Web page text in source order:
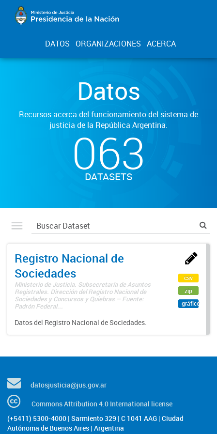
DATOS ORGANIZACIONES ACERCA
Datos
Recursos acerca del funcionamiento del sistema de
justicia de la República Argentina.
063
DATASETS
Registro Nacional de
Sociedades
Ministerio de Justicia. Subsecretaría de Asuntos
Registrales. Dirección del Registro Nacional de
Sociedades y Concursos y Quiebras – Fuente:
Padrón Federal...
Datos del Registro Nacional de Sociedades.
csv
zip
gráfico
datosjusticia@jus.gov.ar
Commons Attribution 4.0 International license
(+5411) 5300-4000 | Sarmiento 329 | C 1041 AAG | Ciudad
Autónoma de Buenos Aires | Argentina